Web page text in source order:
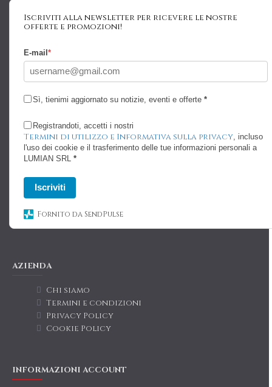
Iscriviti alla newsletter per ricevere le nostre
offerte e promozioni!
E-mail *
Sì, tienimi aggiornato su notizie, eventi e offerte *
Registrandoti, accetti i nostri
Termini di utilizzo e Informativa sulla privacy , incluso
l'uso dei cookie e il trasferimento delle tue informazioni personali a
LUMIAN SRL
*
Iscriviti
Fornito da SendPulse
AZIENDA
Chi siamo
Termini e condizioni
Privacy Policy
Cookie Policy
INFORMAZIONI ACCOUNT